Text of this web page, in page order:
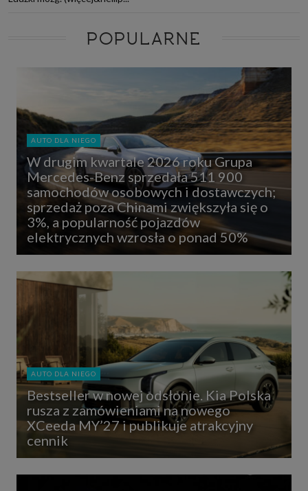
POPULARNE
AUTO DLA NIEGO
W drugim kwartale 2026 roku Grupa
Mercedes-Benz sprzedała 511 900
samochodów osobowych i dostawczych;
sprzedaż poza Chinami zwiększyła się o
3%, a popularność pojazdów
elektrycznych wzrosła o ponad 50%
AUTO DLA NIEGO
Bestseller w nowej odsłonie. Kia Polska
rusza z zamówieniami na nowego
XCeeda MY’27 i publikuje atrakcyjny
cennik